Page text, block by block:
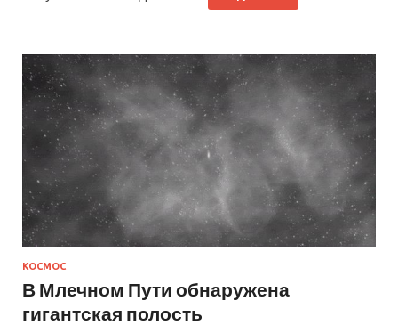
КОСМОС
В Млечном Пути обнаружена
гигантская полость